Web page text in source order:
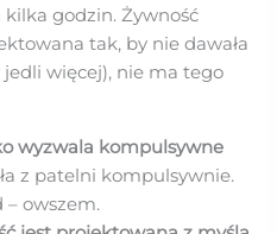
godzin. Żywność
tak, by nie dawała
jedli więcej), nie ma tego
wyzwala kompulsywne
z patelni kompulsywnie.
– owszem.